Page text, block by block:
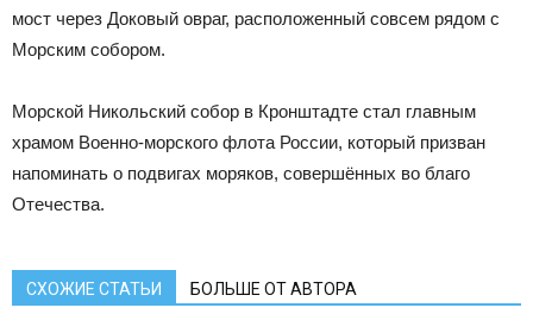
мост через Доковый овраг, расположенный совсем рядом с
Морским собором.
Морской Никольский собор в Кронштадте стал главным
храмом Военно-морского флота России, который призван
напоминать о подвигах моряков, совершённых во благо
Отечества.
СХОЖИЕ СТАТЬИ БОЛЬШЕ ОТ АВТОРА